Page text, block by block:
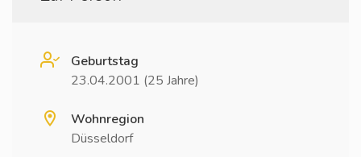
Geburtstag
23.04.2001 (25 Jahre)
Wohnregion
Düsseldorf